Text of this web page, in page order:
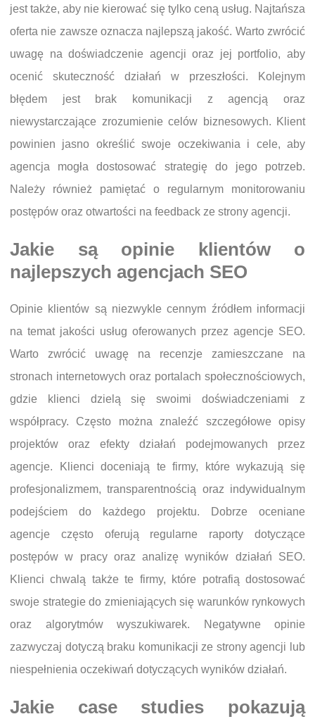
jest także, aby nie kierować się tylko ceną usług. Najtańsza
oferta nie zawsze oznacza najlepszą jakość. Warto zwrócić
uwagę na doświadczenie agencji oraz jej portfolio, aby
ocenić skuteczność działań w przeszłości. Kolejnym
błędem jest brak komunikacji z agencją oraz
niewystarczające zrozumienie celów biznesowych. Klient
powinien jasno określić swoje oczekiwania i cele, aby
agencja mogła dostosować strategię do jego potrzeb.
Należy również pamiętać o regularnym monitorowaniu
postępów oraz otwartości na feedback ze strony agencji.
Jakie są opinie klientów o
najlepszych agencjach SEO
Opinie klientów są niezwykle cennym źródłem informacji
na temat jakości usług oferowanych przez agencje SEO.
Warto zwrócić uwagę na recenzje zamieszczane na
stronach internetowych oraz portalach społecznościowych,
gdzie klienci dzielą się swoimi doświadczeniami z
współpracy. Często można znaleźć szczegółowe opisy
projektów oraz efekty działań podejmowanych przez
agencje. Klienci doceniają te firmy, które wykazują się
profesjonalizmem, transparentnością oraz indywidualnym
podejściem do każdego projektu. Dobrze oceniane
agencje często oferują regularne raporty dotyczące
postępów w pracy oraz analizę wyników działań SEO.
Klienci chwalą także te firmy, które potrafią dostosować
swoje strategie do zmieniających się warunków rynkowych
oraz algorytmów wyszukiwarek. Negatywne opinie
zazwyczaj dotyczą braku komunikacji ze strony agencji lub
niespełnienia oczekiwań dotyczących wyników działań.
Jakie case studies pokazują